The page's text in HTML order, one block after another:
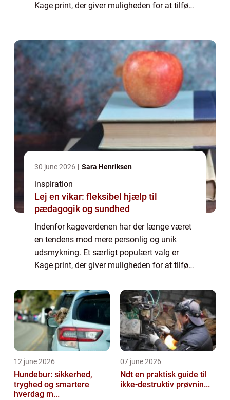
Kage print, der giver muligheden for at tilføje
30 june 2026 Sara Henriksen
inspiration
Lej en vikar: fleksibel hjælp til
pædagogik og sundhed
Indenfor kageverdenen har der længe været
en tendens mod mere personlig og unik
udsmykning. Et særligt populært valg er
Kage print, der giver muligheden for at tilføje
12 june 2026
Hundebur: sikkerhed,
tryghed og smartere
hverdag m...
07 june 2026
Ndt en praktisk guide til
ikke-destruktiv prøvnin...